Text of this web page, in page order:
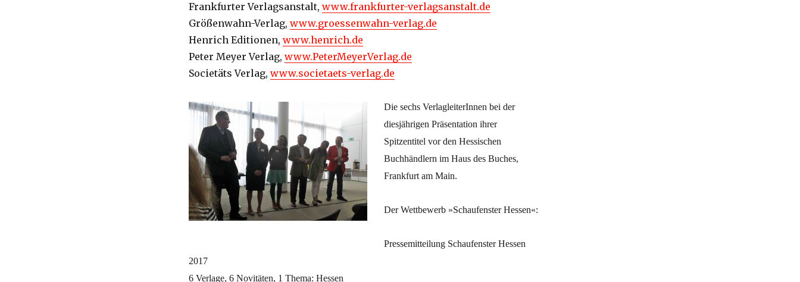
Frankfurter Verlagsanstalt, www.frankfurter-verlagsanstalt.de
Größenwahn-Verlag, www.groessenwahn-verlag.de
Henrich Editionen, www.henrich.de
Peter Meyer Verlag, www.PeterMeyerVerlag.de
Societäts Verlag, www.societaets-verlag.de
Die sechs VerlagleiterInnen bei der
diesjährigen Präsentation ihrer
Spitzentitel vor den Hessischen
Buchhändlern im Haus des Buches,
Frankfurt am Main.
Der Wettbewerb »Schaufenster Hessen«:
Pressemitteilung Schaufenster Hessen
2017
6 Verlage, 6 Novitäten, 1 Thema: Hessen